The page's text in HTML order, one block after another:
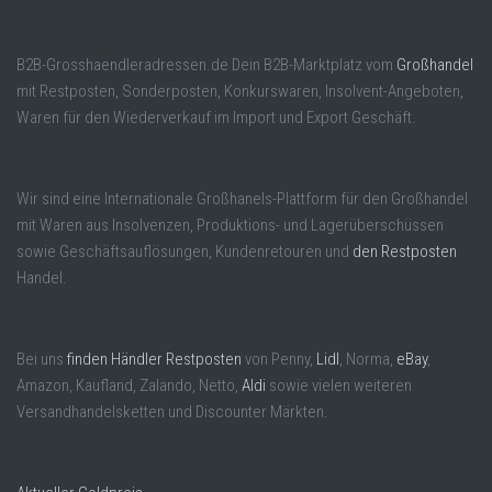
B2B-Grosshaendleradressen.de Dein B2B-Marktplatz vom Großhandel
mit Restposten, Sonderposten, Konkurswaren, Insolvent-Angeboten,
Waren für den Wiederverkauf im Import und Export Geschäft.
Wir sind eine Internationale Großhanels-Plattform für den Großhandel
mit Waren aus Insolvenzen, Produktions- und Lagerüberschüssen
sowie Geschäftsauflösungen, Kundenretouren und den Restposten
Handel.
Bei uns finden Händler Restposten von Penny, Lidl , Norma, eBay,
Amazon, Kaufland, Zalando, Netto, Aldi sowie vielen weiteren
Versandhandelsketten und Discounter Märkten.